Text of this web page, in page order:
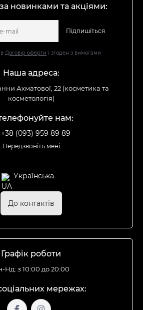
новинками та акціями:
Підпишіться
Договір оферти і згоден з вимогами
Наша адреса:
Ахматової, 22 (косметика та
косметологія)
нам:
+38 (093) 959 89 89
Передзвоніть мені
Українська
До контактів
Графік роботи
Нд: з 10:00 до 20:00
мережах: